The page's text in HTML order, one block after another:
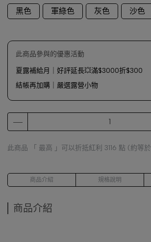
黑色
軍綠色 灰色 沙色
此商品參與的優惠活動
夏露補給月｜好評延長💥滿$3000折$300
結帳再加購｜嚴選露營小物
此商品 「 最高 」可以折抵紅利 3116 點 (約等於
商品介紹 規格說明
商品介紹